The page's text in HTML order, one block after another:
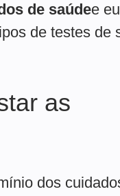
de saúdee eu
de testes de
as
dos